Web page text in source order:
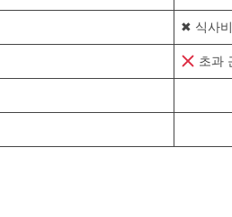
✖ 식사
초과